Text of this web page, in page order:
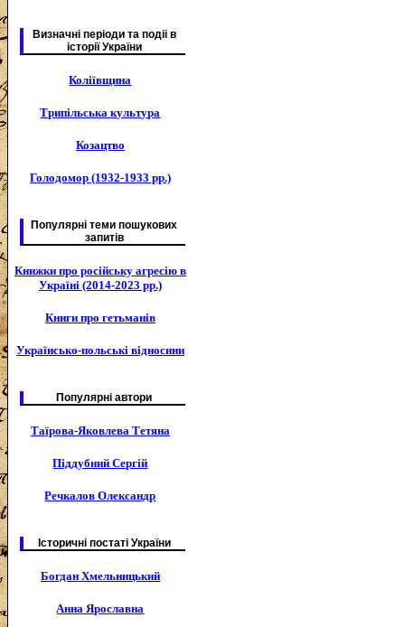
Визначні періоди та подіі в
історії України
Коліївщина
Трипільська культура
Козацтво
Голодомор (1932-1933 рр.)
Популярні теми пошукових
запитів
Книжки про російську агресію в
Україні (2014-2023 рр.)
Книги про гетьманів
Українсько-польські відносини
Популярні автори
Таїрова-Яковлева Тетяна
Піддубний Сергій
Речкалов Олександр
Історичні постаті України
Богдан Хмельницький
Анна Ярославна